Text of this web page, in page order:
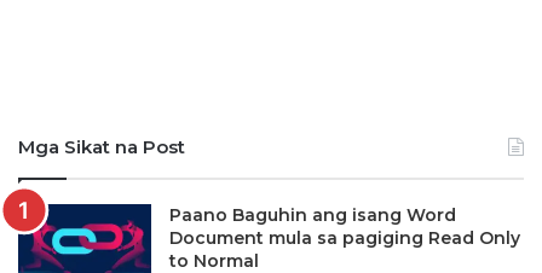
Mga Sikat na Post
Paano Baguhin ang isang Word
Document mula sa pagiging Read Only
to Normal